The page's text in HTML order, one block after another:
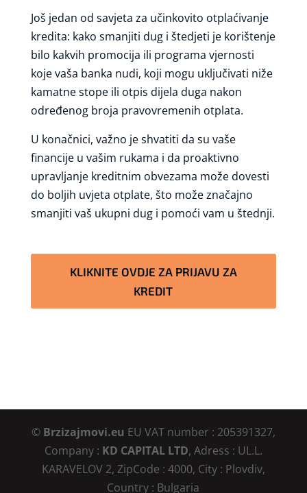
Još jedan od savjeta za učinkovito otplaćivanje
kredita: kako smanjiti dug i štedjeti je korištenje
bilo kakvih promocija ili programa vjernosti
koje vaša banka nudi, koji mogu uključivati niže
kamatne stope ili otpis dijela duga nakon
određenog broja pravovremenih otplata.
U konačnici, važno je shvatiti da su vaše
financije u vašim rukama i da proaktivno
upravljanje kreditnim obvezama može dovesti
do boljih uvjeta otplate, što može značajno
smanjiti vaš ukupni dug i pomoći vam u štednji.
KLIKNITE OVDJE ZA PRIJAVU ZA
KREDIT
© Brzizajmovi.eu EU VAT number : 205391327,
Company : KD CAPITAL LTD, Adress : UL.L.
KARAVELOV 2, ZipCode : 4000, City : Plovdiv,
Country : Bulgaria